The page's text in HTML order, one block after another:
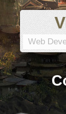
Web